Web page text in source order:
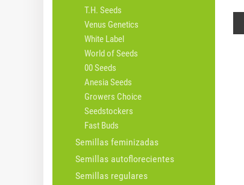
T.H. Seeds
Venus Genetics
White Label
World of Seeds
00 Seeds
Anesia Seeds
Growers Choice
Seedstockers
Fast Buds
Semillas feminizadas
Semillas autoflorecientes
Semillas regulares